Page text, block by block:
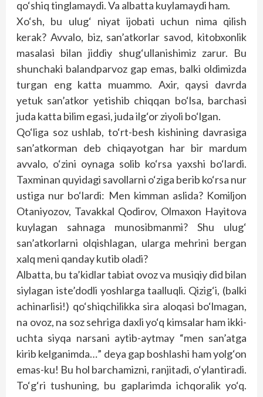
qo‘shiq tinglamaydi. Va albatta kuylamaydi ham.
Xo‘sh, bu ulug‘ niyat ijobati uchun nima qilish
kerak? Avvalo, biz, san’atkorlar savod, kitobxonlik
masalasi bilan jiddiy shug‘ullanishimiz zarur. Bu
shunchaki balandparvoz gap emas, balki oldimizda
turgan eng katta muammo. Axir, qaysi davrda
yetuk san’atkor yetishib chiqqan bo‘lsa, barchasi
juda katta bilim egasi, juda ilg‘or ziyoli bo‘lgan.
Qo‘liga soz ushlab, to‘rt-besh kishining davrasiga
san’atkorman deb chiqayotgan har bir mardum
avvalo, o‘zini oynaga solib ko‘rsa yaxshi bo‘lardi.
Taxminan quyidagi savollarni o‘ziga berib ko‘rsa nur
ustiga nur bo‘lardi: Men kimman aslida? Komiljon
Otaniyozov, Tavakkal Qodirov, Olmaxon Hayitova
kuylagan sahnaga munosibmanmi? Shu ulug‘
san’atkorlarni olqishlagan, ularga mehrini bergan
xalq meni qanday kutib oladi?
Albatta, bu ta’kidlar tabiat ovoz va musiqiy did bilan
siylagan iste’dodli yoshlarga taalluqli. Qizig‘i, (balki
achinarlisi!) qo‘shiqchilikka sira aloqasi bo‘lmagan,
na ovoz, na soz sehriga daxli yo‘q kimsalar ham ikki-
uchta siyqa narsani aytib-aytmay “men san’atga
kirib kelganimda…” deya gap boshlashi ham yolg‘on
emas-ku! Bu hol barchamizni, ranjitadi, o‘ylantiradi.
To‘g‘ri tushuning, bu gaplarimda ichqoralik yo‘q.